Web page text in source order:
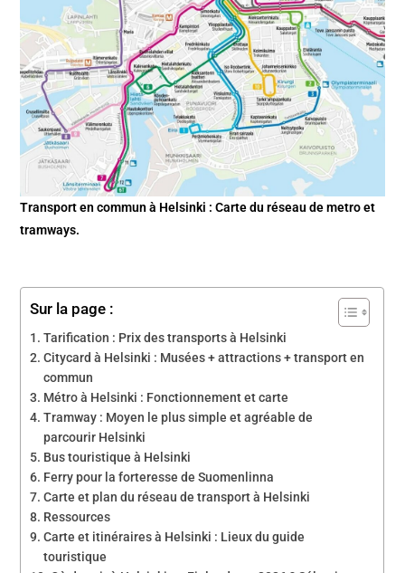
Transport en commun à Helsinki : Carte du réseau de metro et
tramways.
Sur la page :
Tarification : Prix des transports à Helsinki
Citycard à Helsinki : Musées + attractions + transport en
commun
Métro à Helsinki : Fonctionnement et carte
Tramway : Moyen le plus simple et agréable de
parcourir Helsinki
Bus touristique à Helsinki
Ferry pour la forteresse de Suomenlinna
Carte et plan du réseau de transport à Helsinki
Ressources
Carte et itinéraires à Helsinki : Lieux du guide
touristique